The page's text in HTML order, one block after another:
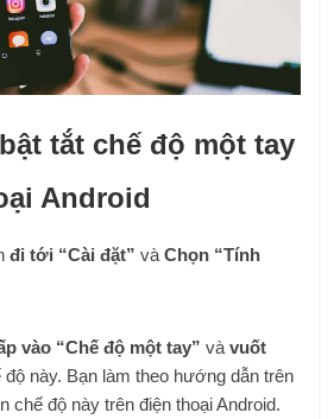
tắt chế độ một tay
Android
đi tới “Cài đặt” vàChọn “Tính
vào “Chế độ một tay” và vuốt
độ này. Bạn làm theo hướng dẫn trên
chế độ này trên điện thoại Android.